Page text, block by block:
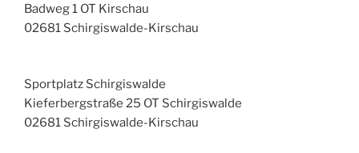
Badweg 1 OT Kirschau
02681 Schirgiswalde-Kirschau
Sportplatz Schirgiswalde
Kieferbergstraße 25 OT Schirgiswalde
02681 Schirgiswalde-Kirschau